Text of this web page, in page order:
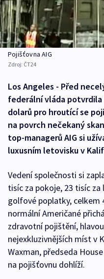
Pojišťovna AIG
Zdroj: ČT24
Los Angeles - Před
federální vláda
dolarů pro hroutící se
na povrch nečekaný
top-managerů AIG si
luxusním letovisku v
Vedení společnosti si
tisíc za pokoje, 23 tisíc za
golfové poplatky, celkem
normální Američané
zdravotní pojištění,
nejexkluzivnějších míst v
Waxman, předseda
na pojišťovnu dohlíží.